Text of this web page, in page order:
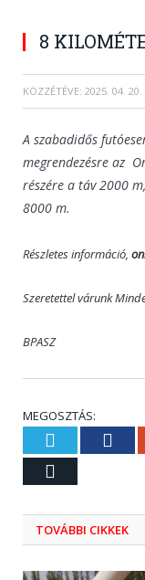
8
KÖZZÉTÉVE: 2025. 04. 20.
A szabadidős
megrendezésre az
részére a táv 2000
8000 m.
Részletes információ,
Szeretettel várunk
BPASZ
MEGOSZTÁS:
Twitter
TOVÁBBI CIKKEK